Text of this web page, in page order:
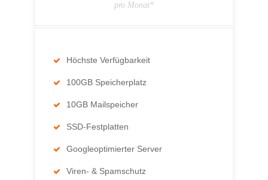
pro Monat*
Höchste Verfügbarkeit
100GB Speicherplatz
10GB Mailspeicher
SSD-Festplatten
Googleoptimierter Server
Viren- & Spamschutz